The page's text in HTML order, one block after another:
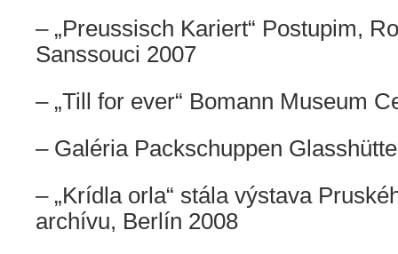
– „Preussisch Kariert“ Postupim,
Sanssouci 2007
– „Till for ever“ Bomann Museum
– Galéria Packschuppen Glasshütte
– „Krídla orla“ stála výstava
archívu, Berlín 2008